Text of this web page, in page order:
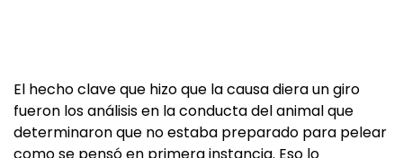
El hecho clave que hizo que la causa diera un giro
fueron los análisis en la conducta del animal que
determinaron que no estaba preparado para pelear